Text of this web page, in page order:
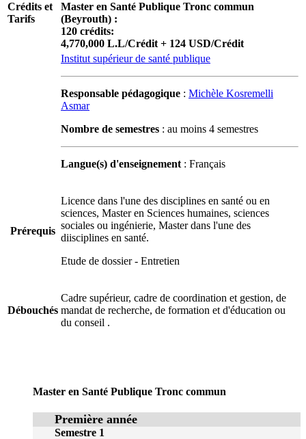
Crédits et
Tarifs
Master en Santé Publique Tronc commun
(Beyrouth) :
120 crédits:
4,770,000 L.L/Crédit + 124 USD/Crédit
Institut supérieur de santé publique
Responsable pédagogique : Michèle Kosremelli
Asmar
Nombre de semestres : au moins 4 semestres
Langue(s) d'enseignement : Français
Prérequis
Licence dans l'une des disciplines en santé ou en
sciences, Master en Sciences humaines, sciences
sociales ou ingénierie, Master dans l'une des
diisciplines en santé.
Etude de dossier - Entretien
Débouchés
Cadre supérieur, cadre de coordination et gestion, de
mandat de recherche, de formation et d'éducation ou
du conseil .
Master en Santé Publique Tronc commun
Première année
Semestre 1